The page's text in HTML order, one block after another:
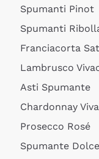
Spumanti Pinot
Spumanti
Franciacorta
Lambrusco
Asti Spumante
Chardonnay
Prosecco Rosé
Spumante Dolce